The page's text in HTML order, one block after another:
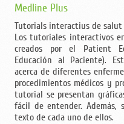
Medline Plus
Tutorials interactius de salut
Los tutoriales interactivos
creados por el Patient
Educación al Paciente).
acerca de diferentes
procedimientos médicos y
tutorial se presentan
fácil de entender. Además,
texto de cada uno de ellos.